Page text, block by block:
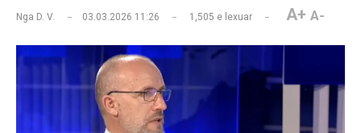
Nga D. V. 03.03.2026 11:26 1,505 e lexuar A+ A-